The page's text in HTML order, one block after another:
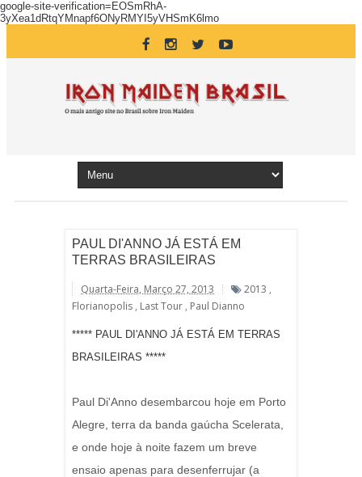
google-site-verification=EOSmRhA-
3yXea1dRtqYMnapf6ONyRMYI5yVHSmK6lmo
PAUL DI'ANNO JÁ ESTÁ EM
TERRAS BRASILEIRAS
Quarta-Feira, Março 27, 2013 2013 ,
Florianopolis , Last Tour , Paul Dianno
***** PAUL DI'ANNO JÁ ESTÁ EM TERRAS
BRASILEIRAS *****
Paul Di'Anno desembarcou hoje em Porto
Alegre, terra da banda gaúcha Scelerata,
e onde hoje à noite fazem um breve
ensaio apenas para desenferrujar (a